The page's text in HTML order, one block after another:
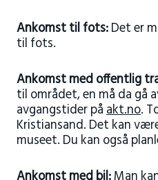
Ankomst til fots:Det er
til fots.
Ankomst med offentlig
til området, en må da gå
avgangstider påakt.no.
Kristiansand. Det kan
museet. Du kan også